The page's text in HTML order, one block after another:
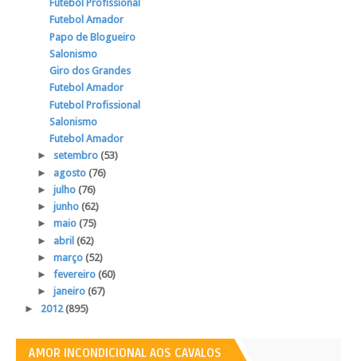
Futebol Profissional
Futebol Amador
Papo de Blogueiro
Salonismo
Giro dos Grandes
Futebol Amador
Futebol Profissional
Salonismo
Futebol Amador
► setembro (53)
► agosto (76)
► julho (76)
► junho (62)
► maio (75)
► abril (62)
► março (52)
► fevereiro (60)
► janeiro (67)
► 2012(895)
AMOR INCONDICIONAL AOS CAVALOS